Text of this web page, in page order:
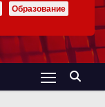
Образование